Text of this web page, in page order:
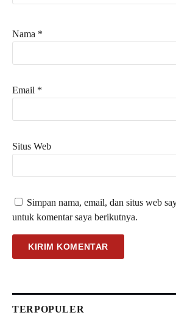
Nama *
Email *
Situs Web
Simpan nama, email, dan situs web
untuk komentar saya berikutnya.
TERPOPULER